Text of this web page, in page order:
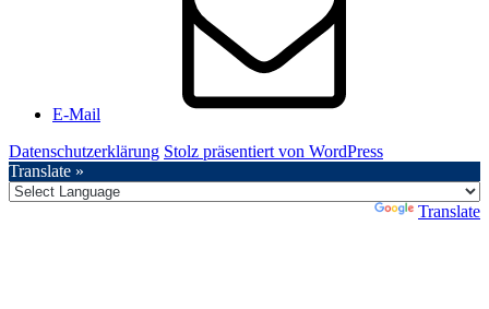
E-Mail
Datenschutzerklärung Stolz präsentiert von WordPress
Translate »
Translate